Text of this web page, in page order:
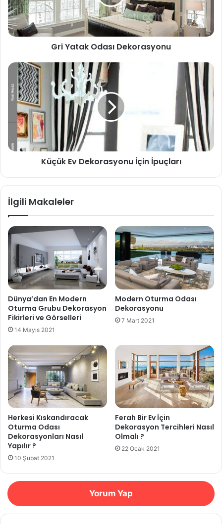
Gri Yatak Odası Dekorasyonu
Küçük Ev Dekorasyonu İçin İpuçları
İlgili Makaleler
Dünya’dan En Modern
Oturma Grubu Dekorasyon
Fikirleri ve Görselleri
14 Mayıs 2021
Modern Oturma Odası
Dekorasyonu
7 Mart 2021
Herkesi Kıskandıracak
Oturma Odası
Dekorasyonları Nasıl
Yapılır ?
10 Şubat 2021
Ferah Bir Ev İçin
Dekorasyon Tercihleri Nasıl
Olmalı ?
22 Ocak 2021
Yorum Yap